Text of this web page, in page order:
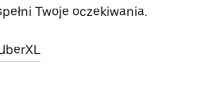
Twoje oczekiwania.